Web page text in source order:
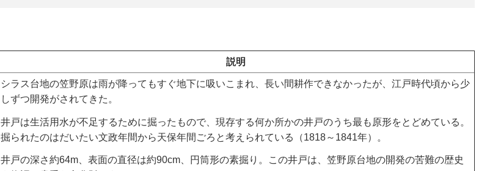
説明
シラス台地の笠野原は雨が降ってもすぐ地下に吸いこまれ、長い間耕作できなかったが、江戸時代頃から少
しずつ開発がされてきた。
井戸は生活用水が不足するために掘ったもので、現存する何か所かの井戸のうち最も原形をとどめている。
掘られたのはだいたい文政年間から天保年間ごろと考えられている（1818～1841年）。
井戸の深さ約64m、表面の直径は約90cm、円筒形の素掘り。この井戸は、笠野原台地の開発の苦難の歴史